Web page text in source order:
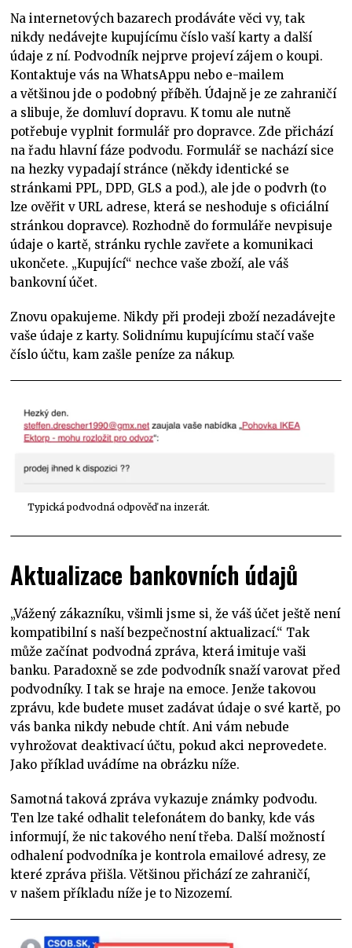
Na internetových bazarech prodáváte věci vy, tak
nikdy nedávejte kupujícímu číslo vaší karty a další
údaje z ní. Podvodník nejprve projeví zájem o koupi.
Kontaktuje vás na WhatsAppu nebo e-mailem
a většinou jde o podobný příběh. Údajně je ze zahraničí
a slibuje, že domluví dopravu. K tomu ale nutně
potřebuje vyplnit formulář pro dopravce. Zde přichází
na řadu hlavní fáze podvodu. Formulář se nachází sice
na hezky vypadají stránce (někdy identické se
stránkami PPL, DPD, GLS a pod.), ale jde o podvrh (to
lze ověřit v URL adrese, která se neshoduje s oficiální
stránkou dopravce). Rozhodně do formuláře nevpisuje
údaje o kartě, stránku rychle zavřete a komunikaci
ukončete. „Kupující“ nechce vaše zboží, ale váš
bankovní účet.
Znovu opakujeme. Nikdy při prodeji zboží nezadávejte
vaše údaje z karty. Solidnímu kupujícímu stačí vaše
číslo účtu, kam zašle peníze za nákup.
Typická podvodná odpověď na inzerát.
Aktualizace bankovních údajů
„Vážený zákazníku, všimli jsme si, že váš účet ještě není
kompatibilní s naší bezpečnostní aktualizací.“ Tak
může začínat podvodná zpráva, která imituje vaši
banku. Paradoxně se zde podvodník snaží varovat před
podvodníky. I tak se hraje na emoce. Jenže takovou
zprávu, kde budete muset zadávat údaje o své kartě, po
vás banka nikdy nebude chtít. Ani vám nebude
vyhrožovat deaktivací účtu, pokud akci neprovedete.
Jako příklad uvádíme na obrázku níže.
Samotná taková zpráva vykazuje známky podvodu.
Ten lze také odhalit telefonátem do banky, kde vás
informují, že nic takového není třeba. Další možností
odhalení podvodníka je kontrola emailové adresy, ze
které zpráva přišla. Většinou přichází ze zahraničí,
v našem příkladu níže je to Nizozemí.